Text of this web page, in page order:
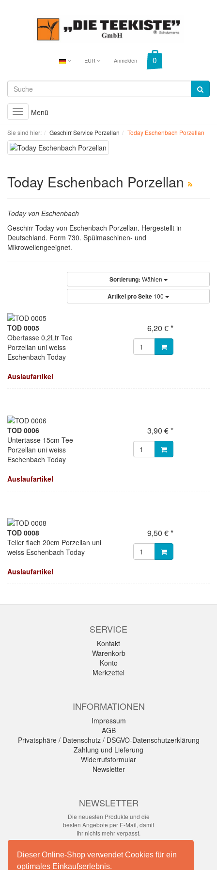
Dieser Online-Shop verwendet Cookies für ein
optimales Einkaufserlebnis.
EUR Anmelden
Toggle
navigation
Menü
Sie sind hier: Geschirr Service Porzellan Today Eschenbach Porzellan
Today Eschenbach Porzellan
Today von Eschenbach
Geschirr Today von Eschenbach Porzellan. Hergestellt in
Deutschland. Form 730. Spülmaschinen- und
Mikrowellengeeignet.
Sortierung: Wählen
Artikel pro Seite 100
TOD 0005
Obertasse 0,2Ltr Tee
Porzellan uni weiss
Eschenbach Today
Auslaufartikel
6,20 € *
TOD 0006
Untertasse 15cm Tee
Porzellan uni weiss
Eschenbach Today
Auslaufartikel
3,90 € *
TOD 0008
Teller flach 20cm Porzellan uni
weiss Eschenbach Today
Auslaufartikel
9,50 € *
SERVICE
Kontakt
Warenkorb
Konto
Merkzettel
INFORMATIONEN
Impressum
AGB
Privatsphäre / Datenschutz / DSGVO-Datenschutzerklärung
Zahlung und Lieferung
Widerrufsformular
Newsletter
NEWSLETTER
Die neuesten Produkte und die
besten Angebote per E-Mail, damit
Ihr nichts mehr verpasst.